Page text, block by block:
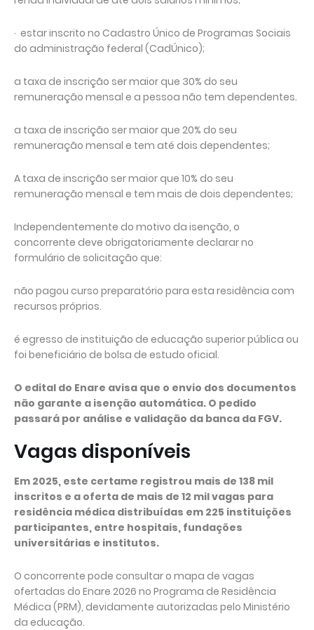
· estar inscrito no Cadastro Único de Programas Sociais
do administração federal (CadÚnico);
a taxa de inscrição ser maior que 30% do seu
remuneração mensal e a pessoa não tem dependentes.
a taxa de inscrição ser maior que 20% do seu
remuneração mensal e tem até dois dependentes;
A taxa de inscrição ser maior que 10% do seu
remuneração mensal e tem mais de dois dependentes;
Independentemente do motivo da isenção, o
concorrente deve obrigatoriamente declarar no
formulário de solicitação que:
não pagou curso preparatório para esta residência com
recursos próprios.
é egresso de instituição de educação superior pública ou
foi beneficiário de bolsa de estudo oficial.
O edital do Enare avisa que o envio dos documentos
não garante a isenção automática. O pedido
passará por análise e validação da banca da FGV.
Vagas disponíveis
Em 2025, este certame registrou mais de 138 mil
inscritos e a oferta de mais de 12 mil vagas para
residência médica distribuídas em 225 instituições
participantes, entre hospitais, fundações
universitárias e institutos.
O concorrente pode consultar o mapa de vagas
ofertadas do Enare 2026 no Programa de Residência
Médica (PRM), devidamente autorizadas pelo Ministério
da educação.